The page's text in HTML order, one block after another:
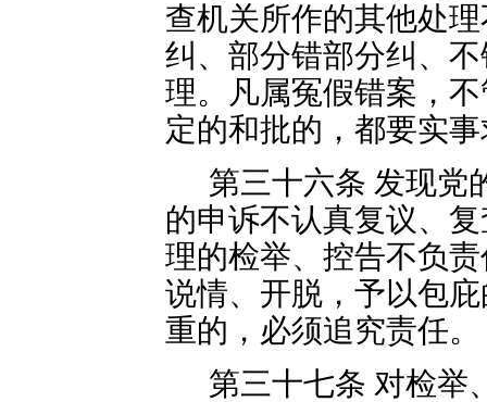
查机关所作的其他处
纠、部分错部分纠、
理。凡属冤假错案，
定的和批的，都要实
第三十六条 发现党
的申诉不认真复议、
理的检举、控告不负
说情、开脱，予以包
重的，必须追究责任。
第三十七条 对检举